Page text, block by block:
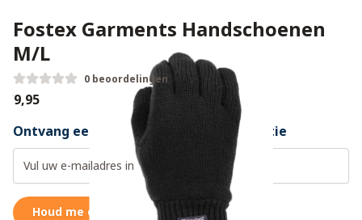
Fostex Garments Handschoenen
M/L
0 beoordelingen
€9,95
Ontvang een weer op voorraad notificatie
Houd me op de hoogte